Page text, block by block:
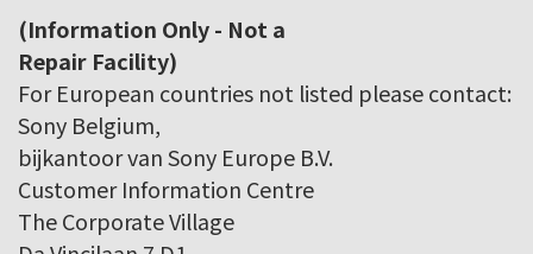
(Information Only - Not a
Repair Facility)
For European countries not listed please contact:
Sony Belgium,
bijkantoor van Sony Europe B.V.
Customer Information Centre
The Corporate Village